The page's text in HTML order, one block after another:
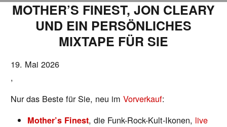
MOTHER’S FINEST, JON CLEARY
UND EIN PERSÖNLICHES
MIXTAPE FÜR SIE
19. Mai 2026
,
Nur das Beste für Sie, neu imVorverkauf:
Mother’s Finest, die Funk-Rock-Kult-Ikonen, live